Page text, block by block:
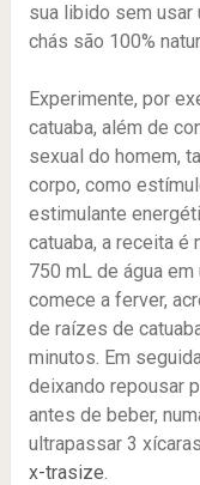
sua libido sem usar
chás são 100%
Experimente, por
catuaba, além de
sexual do homem,
corpo, como
estimulante
catuaba, a receita
750 mL de água
comece a ferver,
de raízes de
minutos. Em
deixando repousar
antes de beber,
ultrapassar 3
x-trasize.